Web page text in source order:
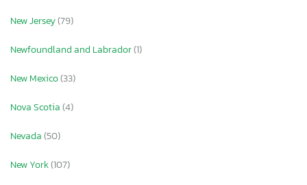
New Jersey(79)
Newfoundland and Labrador(1)
New Mexico(33)
Nova Scotia(4)
Nevada(50)
New York(107)